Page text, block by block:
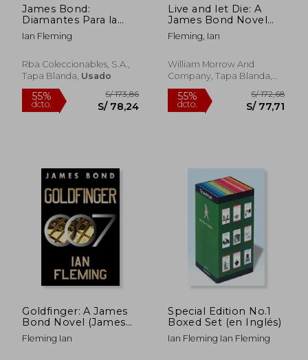
dcto.
James Bond:
Diamantes Para la
Eternidad
Ian Fleming
Rba Coleccionables, S.A.,
Tapa Blanda, Usado
Live and let Die: A
James Bond Novel
(James Bond, 2) (en
Inglés)
Fleming, Ian
William Morrow And
Company, Tapa Blanda,
Nuevo
Goldfinger: A James
Bond Novel (James
Bond, 7) (en Inglés)
Fleming Ian
Special Edition No.1
Boxed Set (en Inglés)
Ian Fleming Ian Fleming